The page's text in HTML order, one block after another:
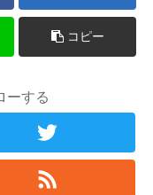
コピー
ーする